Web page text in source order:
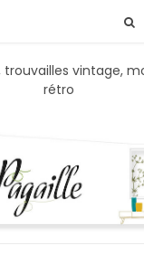
trouvailles vintage,
rétro